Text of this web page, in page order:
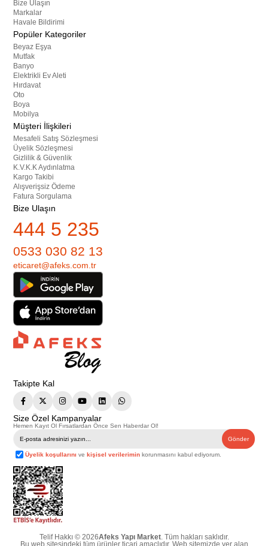
Bize Ulaşın
Markalar
Havale Bildirimi
Popüler Kategoriler
Beyaz Eşya
Mutfak
Banyo
Elektrikli Ev Aleti
Hırdavat
Oto
Boya
Mobilya
Müşteri İlişkileri
Mesafeli Satış Sözleşmesi
Üyelik Sözleşmesi
Gizlilik & Güvenlik
K.V.K.K Aydınlatma
Kargo Takibi
Alışverişsiz Ödeme
Fatura Sorgulama
Bize Ulaşın
444 5 235
0533 030 82 13
eticaret@afeks.com.tr
Takipte Kal
Size Özel Kampanyalar
Hemen Kayıt Ol Fırsatlardan Önce Sen Haberdar Ol!
Gönder
Üyelik koşullarını vekişisel verilerimin korunmasını kabul ediyorum.
Telif Hakkı © 2026Afeks Yapı Market. Tüm hakları saklıdır.
Bu web sitesindeki tüm ürünler ticari amaçlıdır. Web sitemizde yer alan